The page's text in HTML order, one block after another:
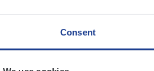
Consent